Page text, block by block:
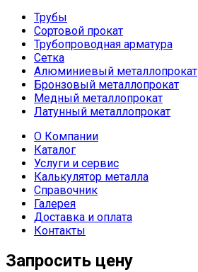
Трубы
Сортовой прокат
Трубопроводная арматура
Сетка
Алюминиевый металлопрокат
Бронзовый металлопрокат
Медный металлопрокат
Латунный металлопрокат
О Компании
Каталог
Услуги и сервис
Калькулятор металла
Справочник
Галерея
Доставка и оплата
Контакты
Запросить цену